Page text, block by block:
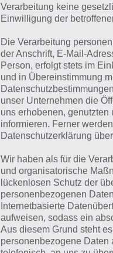
Rätsel aus dem
gesucht war
Zur Übersicht:4
Verarbeitung keine
Einwilligung der
Die Verarbeitung
der Anschrift, E-Mail-
Person, erfolgt stets im
und in Übereinstimmung
unser Unternehmen die
uns erhobenen,
informieren. Ferner
Datenschutzerklärung
Wir haben als für die
und organisatorische
lückenlosen Schutz der
personenbezogenen
Internetbasierte
aufweisen, sodass ein
Aus diesem Grund steht
personenbezogene